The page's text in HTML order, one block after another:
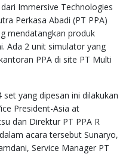
Immersive Technologies
Perkasa Abadi (PT PPA)
mendatangkan produk
Ada 2 unit simulator yang
PPA di site PT Multi
yang dipesan ini dilakukan
President-Asia at
dan Direktur PT PPA R
acara tersebut Sunaryo,
Service Manager PT